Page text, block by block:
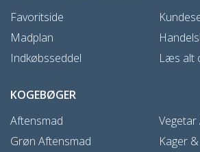
Favoritside
Madplan
Indkøbsseddel
Læs alt
KOGEBØGER
Aftensmad
Grøn Aftensmad
Kager